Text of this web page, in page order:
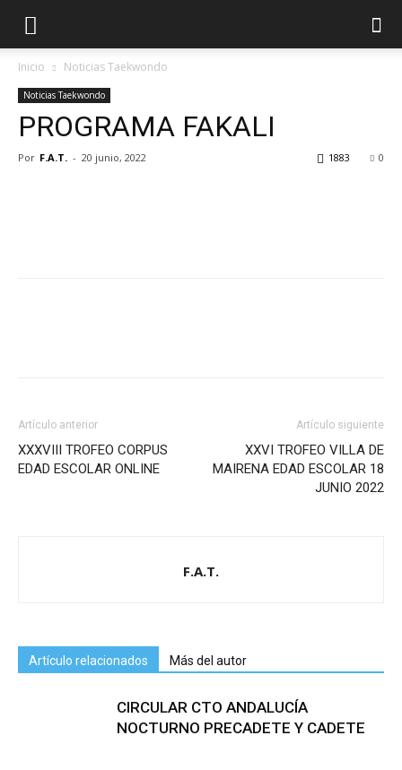
Inicio Noticias Taekwondo
Noticias Taekwondo
PROGRAMA FAKALI
Por F.A.T. - 20 junio, 2022 0
1883
Artículo anterior
XXXVIII TROFEO CORPUS
EDAD ESCOLAR ONLINE
Artículo siguiente
XXVI TROFEO VILLA DE
MAIRENA EDAD ESCOLAR 18
JUNIO 2022
F.A.T.
Artículo relacionados Más del autor
CIRCULAR CTO ANDALUCÍA
NOCTURNO PRECADETE Y CADETE